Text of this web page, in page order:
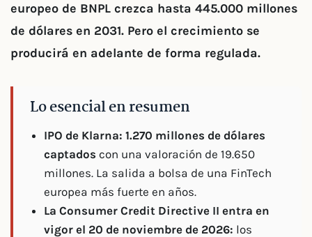
europeo de BNPL crezca hasta 445.000 millones
de dólares en 2031. Pero el crecimiento se
producirá en adelante de forma regulada.
Lo esencial en resumen
IPO de Klarna: 1.270 millones de dólares
captados con una valoración de 19.650
millones. La salida a bolsa de una FinTech
europea más fuerte en años.
La Consumer Credit Directive II entra en
vigor el 20 de noviembre de 2026: los